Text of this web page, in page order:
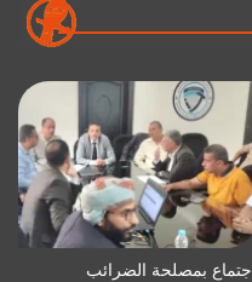
اجتماع بمصلحة الضرائب